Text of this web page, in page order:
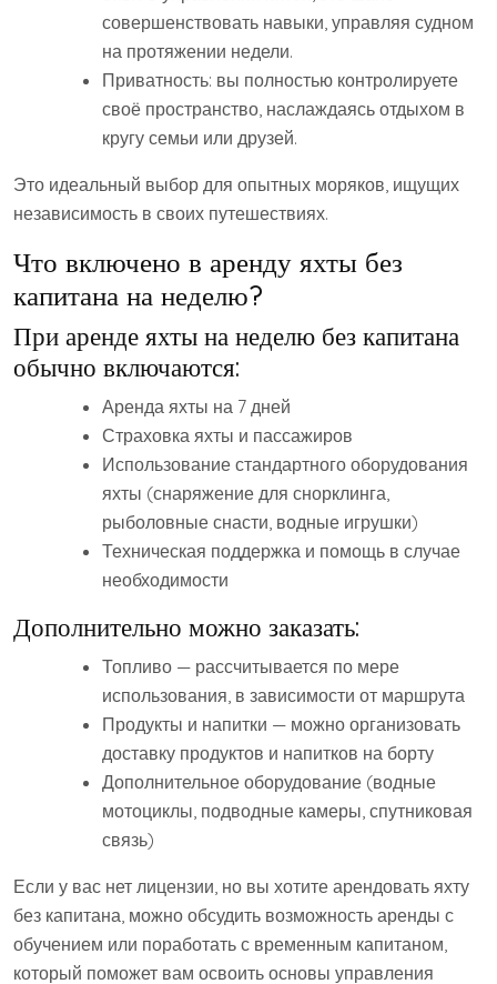
совершенствовать навыки, управляя судном
на протяжении недели.
Приватность: вы полностью контролируете
своё пространство, наслаждаясь отдыхом в
кругу семьи или друзей.
Это идеальный выбор для опытных моряков, ищущих
независимость в своих путешествиях.
Что включено в аренду яхты без
капитана на неделю?
При аренде яхты на неделю без капитана
обычно включаются:
Аренда яхты на 7 дней
Страховка яхты и пассажиров
Использование стандартного оборудования
яхты (снаряжение для снорклинга,
рыболовные снасти, водные игрушки)
Техническая поддержка и помощь в случае
необходимости
Дополнительно можно заказать:
Топливо — рассчитывается по мере
использования, в зависимости от маршрута
Продукты и напитки — можно организовать
доставку продуктов и напитков на борту
Дополнительное оборудование (водные
мотоциклы, подводные камеры, спутниковая
связь)
Если у вас нет лицензии, но вы хотите арендовать яхту
без капитана, можно обсудить возможность аренды с
обучением или поработать с временным капитаном,
который поможет вам освоить основы управления